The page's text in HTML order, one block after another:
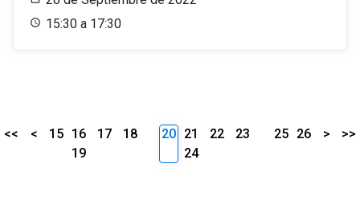
15:30 a 17:30
<< < 15 16 17
18
19
20 21 22
23
24
25 26 > >>